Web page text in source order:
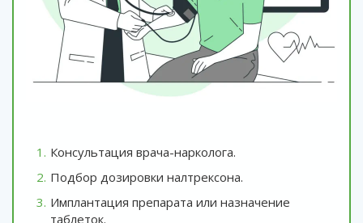
Консультация врача-нарколога.
Подбор дозировки налтрексона.
Имплантация препарата или назначение
таблеток.